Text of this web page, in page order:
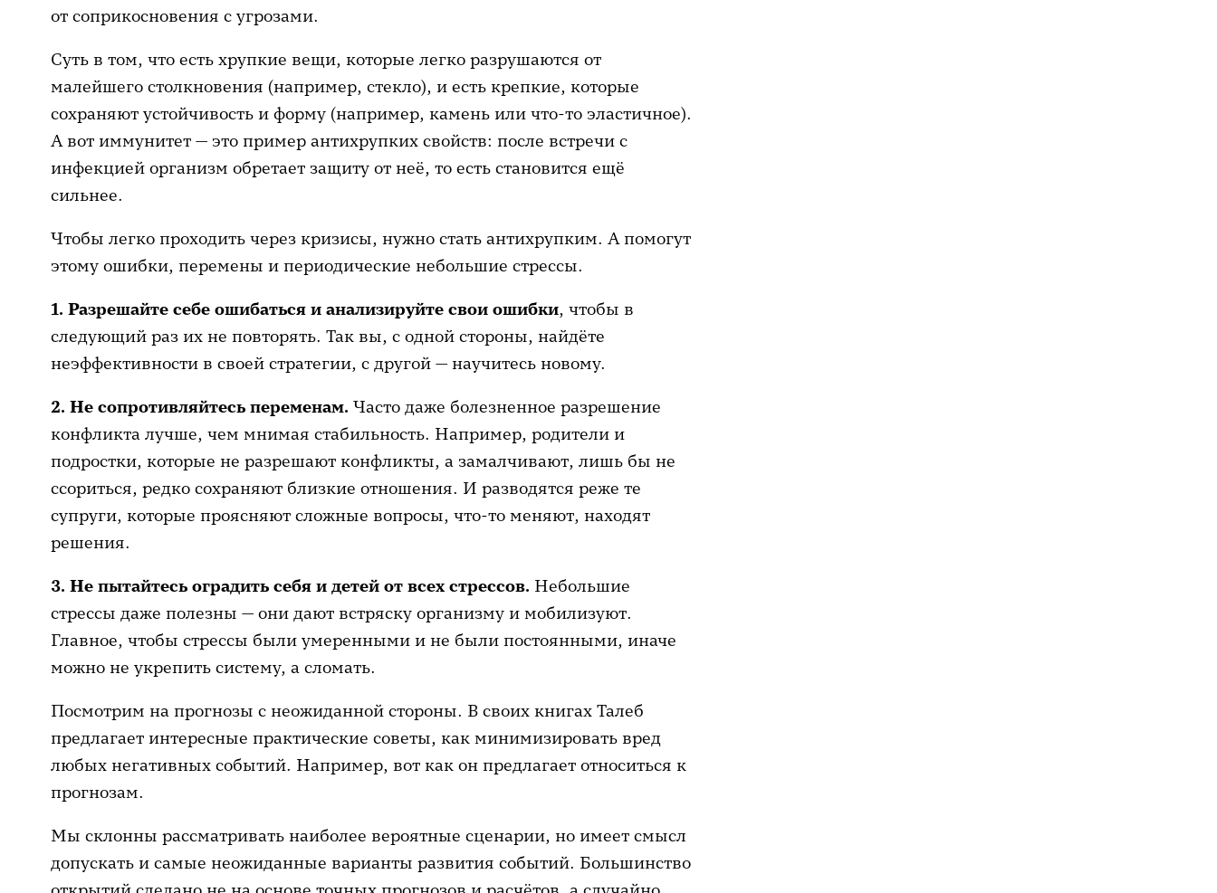
от соприкосновения с угрозами.
Суть в том, что есть хрупкие вещи, которые легко разрушаются от
малейшего столкновения (например, стекло), и есть крепкие, которые
сохраняют устойчивость и форму (например, камень или что-то эластичное).
А вот иммунитет — это пример антихрупких свойств: после встречи с
инфекцией организм обретает защиту от неё, то есть становится ещё
сильнее.
Чтобы легко проходить через кризисы, нужно стать антихрупким. А помогут
этому ошибки, перемены и периодические небольшие стрессы.
1. Разрешайте себе ошибаться и анализируйте свои ошибки, чтобы в
следующий раз их не повторять. Так вы, с одной стороны, найдёте
неэффективности в своей стратегии, с другой — научитесь новому.
2. Не сопротивляйтесь переменам. Часто даже болезненное разрешение
конфликта лучше, чем мнимая стабильность. Например, родители и
подростки, которые не разрешают конфликты, а замалчивают, лишь бы не
ссориться, редко сохраняют близкие отношения. И разводятся реже те
супруги, которые проясняют сложные вопросы, что-то меняют, находят
решения.
3. Не пытайтесь оградить себя и детей от всех стрессов. Небольшие
стрессы даже полезны — они дают встряску организму и мобилизуют.
Главное, чтобы стрессы были умеренными и не были постоянными, иначе
можно не укрепить систему, а сломать.
Посмотрим на прогнозы с неожиданной стороны. В своих книгах Талеб
предлагает интересные практические советы, как минимизировать вред
любых негативных событий. Например, вот как он предлагает относиться к
прогнозам.
Мы склонны рассматривать наиболее вероятные сценарии, но имеет смысл
допускать и самые неожиданные варианты развития событий. Большинство